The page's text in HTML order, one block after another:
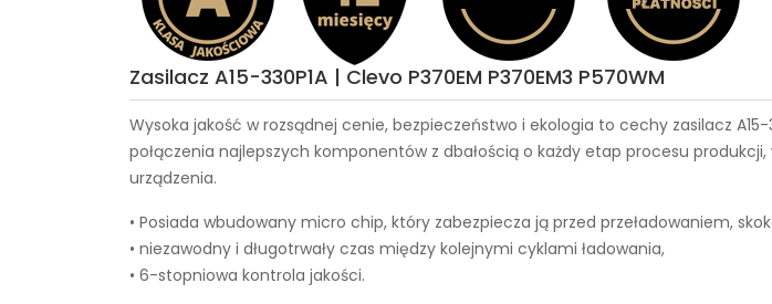
Zasilacz A15-330P1A | Clevo P370EM P370EM3 P570WM
Wysoka jakość w rozsądnej cenie, bezpieczeństwo i ekologia to cechy zasilacz A15-
połączenia najlepszych komponentów z dbałością o każdy etap procesu
urządzenia.
• Posiada wbudowany micro chip, który zabezpiecza ją przed przeładowaniem,
• niezawodny i długotrwały czas między kolejnymi cyklami ładowania,
• 6-stopniowa kontrola jakości.